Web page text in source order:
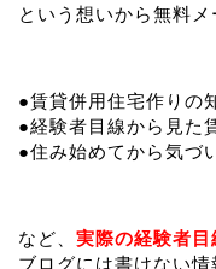
という想いから無料メ
●賃貸併用住宅作りの
●経験者目線から見た
●住み始めてから気づ
など、 実際の経験者目
ブログには書けない情